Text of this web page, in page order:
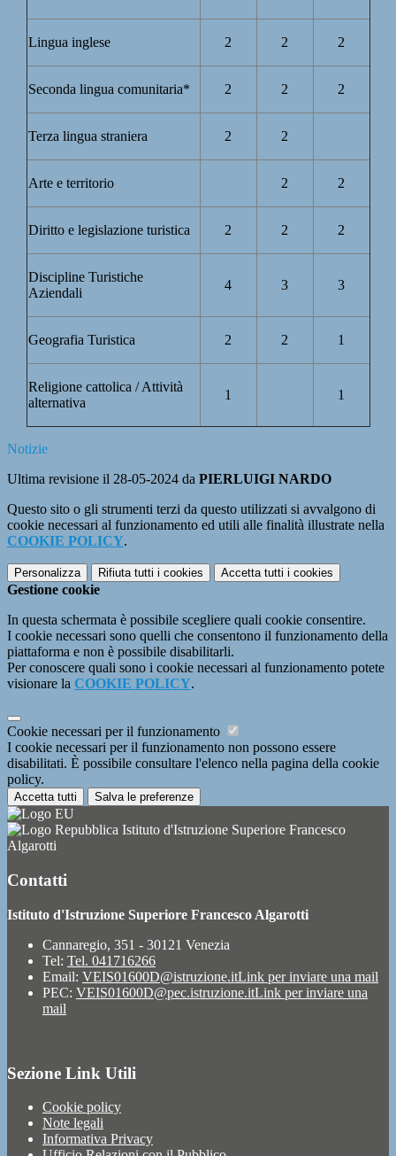
Lingua inglese 2 2 2
Seconda lingua comunitaria* 2 2 2
Terza lingua straniera 2 2
Arte e territorio 2 2
Diritto e legislazione turistica 2 2 2
Discipline Turistiche
Aziendali
4 3 3
Geografia Turistica 2 2 1
Religione cattolica / Attività
alternativa
1 1
Notizie
Ultima revisione il 28-05-2024 da PIERLUIGI NARDO
Questo sito o gli strumenti terzi da questo utilizzati si avvalgono di
cookie necessari al funzionamento ed utili alle finalità illustrate nella
COOKIE POLICY.
Personalizza Rifiuta tutti i cookies Accetta tutti i cookies
Gestione cookie
In questa schermata è possibile scegliere quali cookie consentire.
I cookie necessari sono quelli che consentono il funzionamento della
piattaforma e non è possibile disabilitarli.
Per conoscere quali sono i cookie necessari al funzionamento potete
visionare la COOKIE POLICY.
Cookie necessari per il funzionamento
I cookie necessari per il funzionamento non possono essere
disabilitati. È possibile consultare l'elenco nella pagina della cookie
policy.
Accetta tutti Salva le preferenze
Istituto d'Istruzione Superiore Francesco
Algarotti
Contatti
Istituto d'Istruzione Superiore Francesco Algarotti
Cannaregio, 351 - 30121 Venezia
Tel: Tel. 041716266
Email: VEIS01600D@istruzione.itLink per inviare una mail
PEC: VEIS01600D@pec.istruzione.itLink per inviare una
mail
Sezione Link Utili
Cookie policy
Note legali
Informativa Privacy